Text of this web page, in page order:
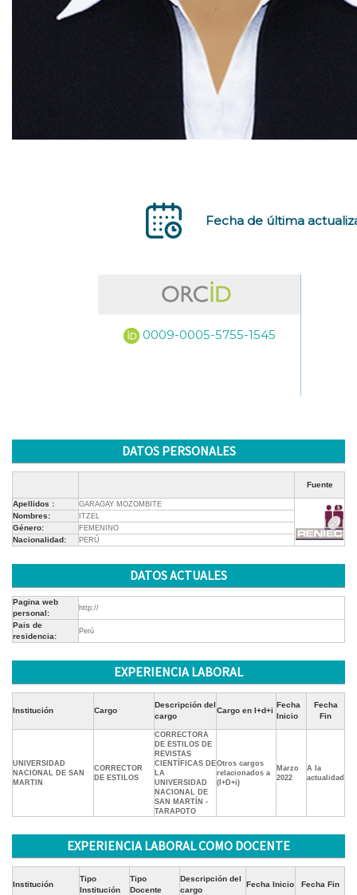
Fecha de última
0009-0005-5755-1545
DATOS PERSONALES
Fuente
Apellidos : GARAGAY MOZOMBITE
Nombres: ITZEL
Género: FEMENINO
Nacionalidad: PERÚ
DATOS ACTUALES
Pagina web
personal:
http://
Pais de
residencia:
Perú
EXPERIENCIA LABORAL
Institución Cargo
Descripción del
cargo
Cargo en I+d+i
Fecha
Inicio
Fecha
Fin
UNIVERSIDAD
NACIONAL DE SAN
MARTIN
CORRECTOR
DE ESTILOS
CORRECTORA
DE ESTILOS DE
REVISTAS
CIENTÍFICAS DE
LA
UNIVERSIDAD
NACIONAL DE
SAN MARTÍN -
TARAPOTO
Otros cargos
relacionados a
(I+D+i)
Marzo
2022
A la
actualidad
EXPERIENCIA LABORAL COMO DOCENTE
Institución
Tipo
Institución
Tipo
Docente
Descripción del
cargo
Fecha Inicio Fecha Fin